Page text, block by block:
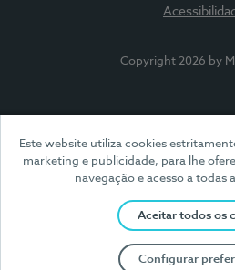
Este website utiliza cookies
marketing e publicidade, para lhe
navegação e acesso a todas
Aceitar todos os
Configurar
Copyright 2026 by